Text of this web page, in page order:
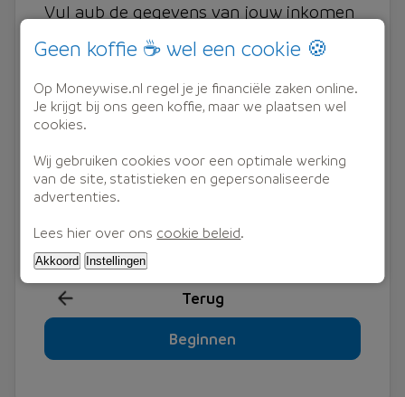
Vul aub de gegevens van jouw inkomen
en, indien van toepassing, van jouw
financiële verplichtingen.
Direct online resultaat
Na het invullen van de gegevens zie je
direct online het resultaat.
Terug
Beginnen
Geen koffie ☕ wel een cookie 🍪
Op Moneywise.nl regel je je financiële zaken online.
Je krijgt bij ons geen koffie, maar we plaatsen wel
cookies.
Wij gebruiken cookies voor een optimale werking
van de site, statistieken en gepersonaliseerde
advertenties.
Lees hier over ons cookie beleid.
Akkoord Instellingen